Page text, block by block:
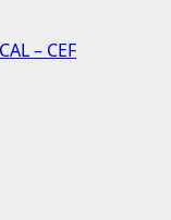
– CEF